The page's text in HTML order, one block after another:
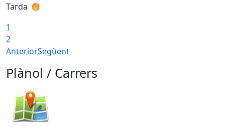
Tarda
1
2
AnteriorSegüent
Plànol / Carrers